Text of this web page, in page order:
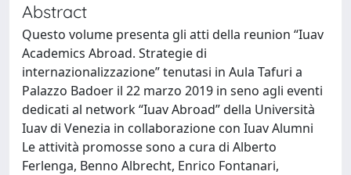
Abstract
Questo volume presenta gli atti della reunion “Iuav
Academics Abroad. Strategie di
internazionalizzazione” tenutasi in Aula Tafuri a
Palazzo Badoer il 22 marzo 2019 in seno agli eventi
dedicati al network “Iuav Abroad” della Università
Iuav di Venezia in collaborazione con Iuav Alumni
Le attività promosse sono a cura di Alberto
Ferlenga, Benno Albrecht, Enrico Fontanari,